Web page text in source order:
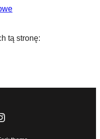
tą stronę: